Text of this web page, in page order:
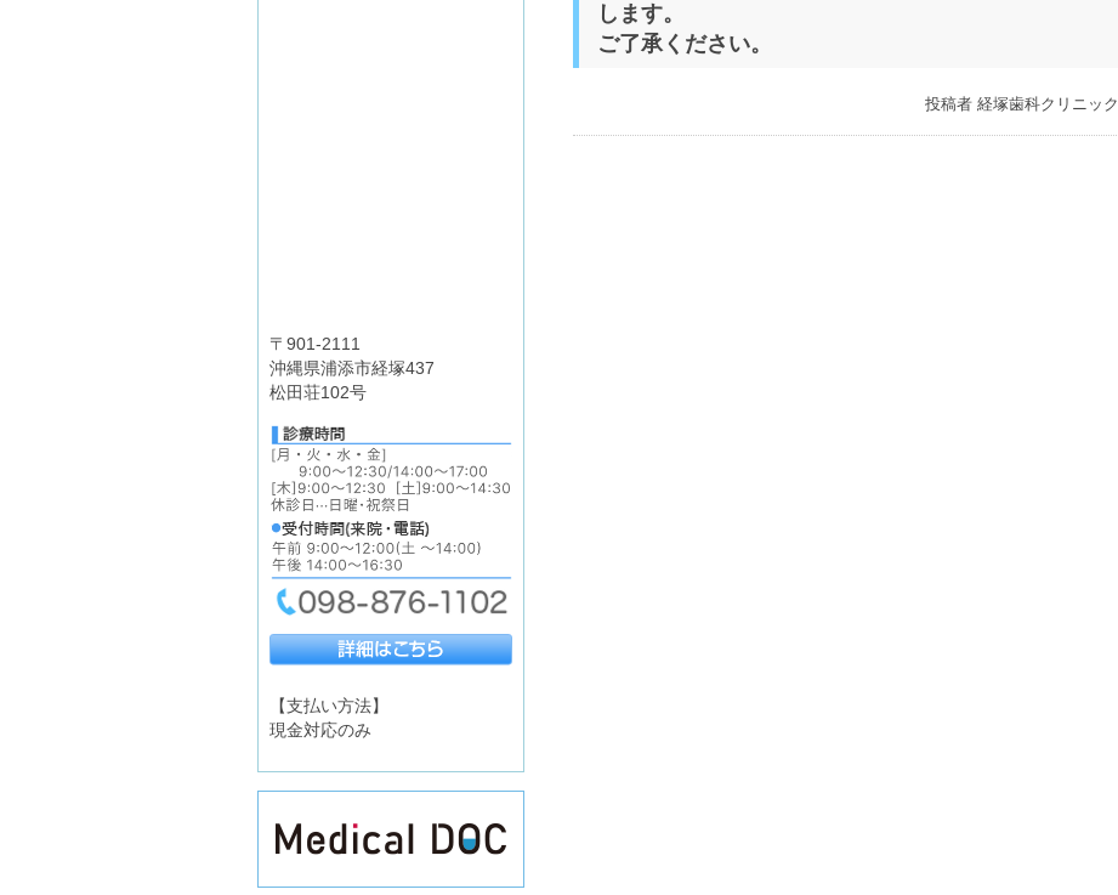
します。
ご了承ください。
投稿者 経塚歯科クリニック
〒901-2111
沖縄県浦添市経塚437
松田荘102号
【支払い方法】
現金対応のみ